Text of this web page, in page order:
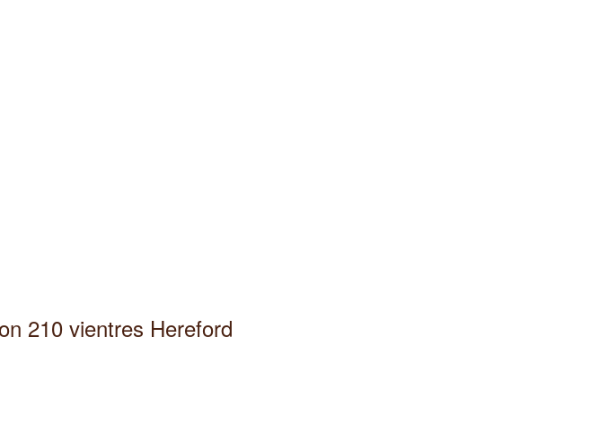
210 vientres Hereford